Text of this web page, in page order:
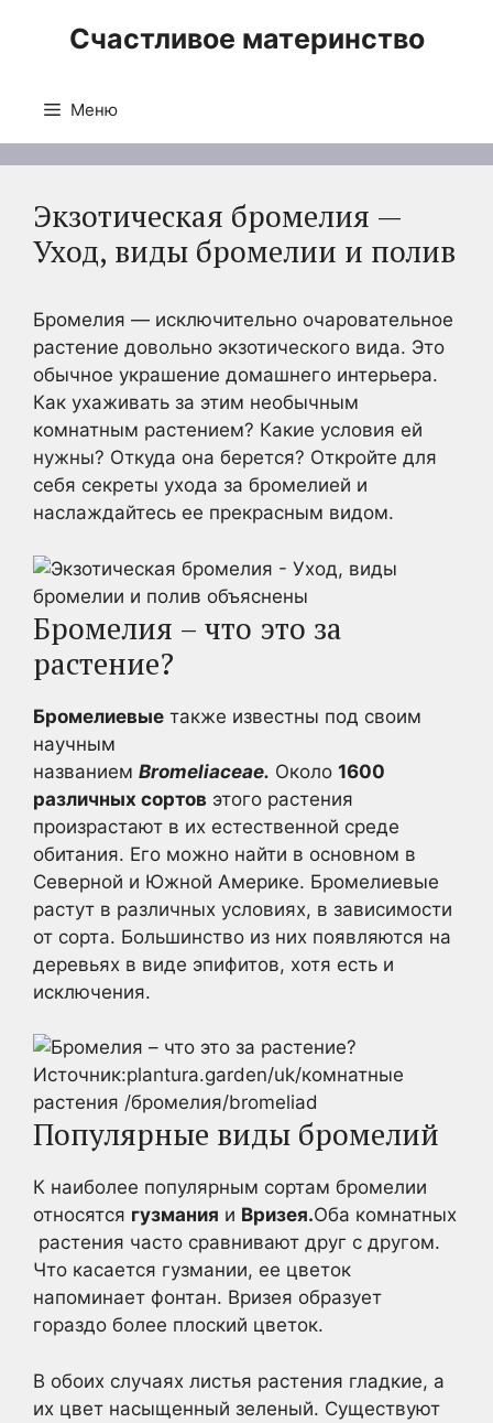
Счастливое материнство
Меню
Экзотическая бромелия —
Уход, виды бромелии и полив
Бромелия — исключительно очаровательное
растение довольно экзотического вида. Это
обычное украшение домашнего интерьера.
Как ухаживать за этим необычным
комнатным растением? Какие условия ей
нужны? Откуда она берется? Откройте для
себя секреты ухода за бромелией и
наслаждайтесь ее прекрасным видом.
Бромелия – что это за
растение?
Бромелиевые также известны под своим
научным
названием Bromeliaceae. Около 1600
различных сортов этого растения
произрастают в их естественной среде
обитания. Его можно найти в основном в
Северной и Южной Америке. Бромелиевые
растут в различных условиях, в зависимости
от сорта. Большинство из них появляются на
деревьях в виде эпифитов, хотя есть и
исключения.
Источник:plantura.garden/uk/комнатные
растения /бромелия/bromeliad
Популярные виды бромелий
К наиболее популярным сортам бромелии
относятся гузмания и Вризея.Оба комнатных
растения часто сравнивают друг с другом.
Что касается гузмании, ее цветок
напоминает фонтан. Вризея образует
гораздо более плоский цветок.
В обоих случаях листья растения гладкие, а
их цвет насыщенный зеленый. Существуют